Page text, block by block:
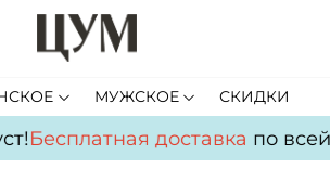
МУЖСКОЕ СКИДКИ
Бесплатная доставкапо всей